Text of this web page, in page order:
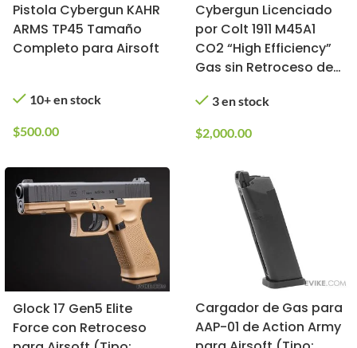
Pistola Cybergun KAHR
ARMS TP45 Tamaño
Completo para Airsoft
10+ en stock
$500.00
Cybergun Licenciado
por Colt 1911 M45A1
CO2 “High Efficiency”
Gas sin Retroceso de
Negro)
3 en stock
$2,000.00
Glock 17 Gen5 Elite
Force con Retroceso
Cargador de Gas para
AAP-01 de Action Army